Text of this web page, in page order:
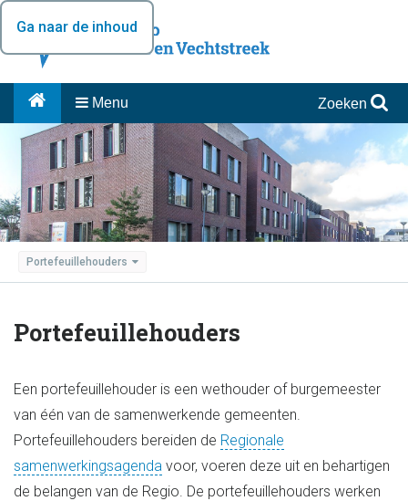
Ga naar de inhoud
Menu Zoeken
Portefeuillehouders
Portefeuillehouders
Een portefeuillehouder is een wethouder of burgemeester
van één van de samenwerkende gemeenten.
Portefeuillehouders bereiden de Regionale
samenwerkingsagenda voor, voeren deze uit en behartigen
de belangen van de Regio. De portefeuillehouders werken